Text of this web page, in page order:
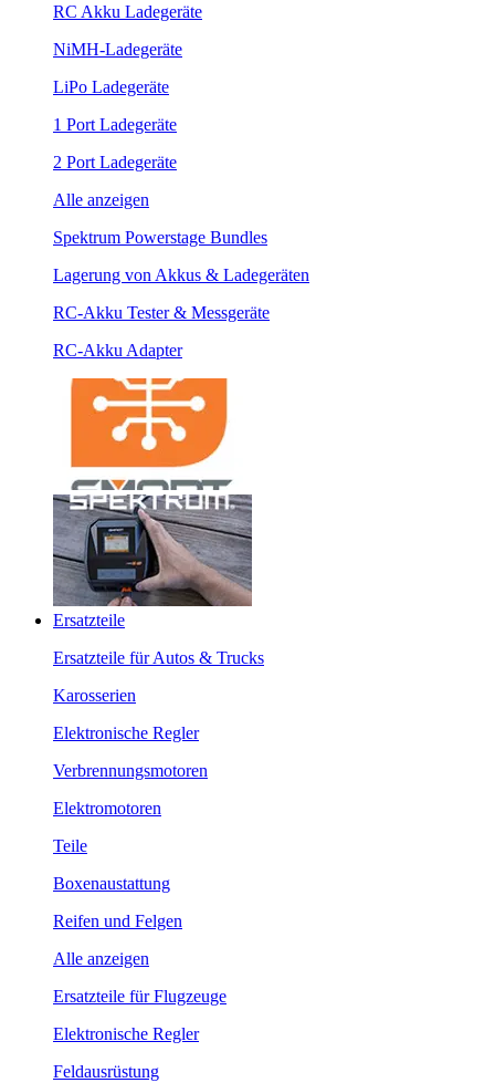
RC Akku Ladegeräte
NiMH-Ladegeräte
LiPo Ladegeräte
1 Port Ladegeräte
2 Port Ladegeräte
Alle anzeigen
Spektrum Powerstage Bundles
Lagerung von Akkus & Ladegeräten
RC-Akku Tester & Messgeräte
RC-Akku Adapter
Ersatzteile
Ersatzteile für Autos & Trucks
Karosserien
Elektronische Regler
Verbrennungsmotoren
Elektromotoren
Teile
Boxenaustattung
Reifen und Felgen
Alle anzeigen
Ersatzteile für Flugzeuge
Elektronische Regler
Feldausrüstung